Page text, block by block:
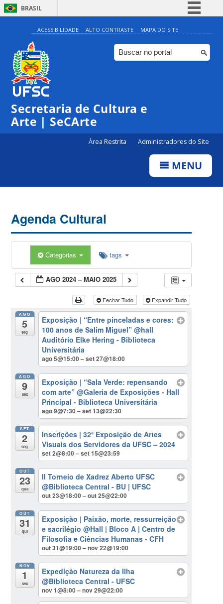
BRASIL
Simplifique!
Comunica BR
Participe
ACESSIBILIDADE ALTO CONTRASTE MAPA DO SITE
Secretaria de Cultura e
Arte | SeCArte
Área Restrita Administradores do Site
MENU
Agenda Cultural
Categorias tags
AGO 2024 – MAIO 2025
Fechar Tudo Expandir Tudo
AGO
5
seg
Exposição | “Entre pinceladas e cores:
100 anos de Salim Miguel”@hall
Auditório Elke Hering - Biblioteca
Universitária
ago 5@15:00 – set 27@18:00
AGO
9
sex
Exposição | “Sala Verde: repensando
com arte”@Galeria de Exposições - Hall
Principal - Biblioteca Universitária
ago 9@7:30 – set 13@22:30
SET
2
seg
Inscrições | 32ª Exposição de Artes
Visuais dos Servidores da UFSC – 2024
set 2@8:00 – set 15@23:59
OUT
23
qua
II Torneio de Xadrez Aberto UFSC
@Biblioteca Central - BU | UFSC
out 23@18:00 – out 25@22:00
OUT
31
qui
Exposição | Paixão, morte, ressurreição
e sacrilégio@Hall | Bloco A | Centro de
Filosofia e Ciências Humanas - CFH
out 31@19:00 – nov 22@19:00
NOV
1
sex
Expedição Natureza da Ilha
@Biblioteca Central - UFSC
nov 1@8:00 – nov 29@22:00